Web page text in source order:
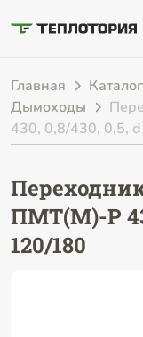
Главная Каталог
Дымоходы
430, 0,8/430, 0,5,
ПМТ(М)-Р
120/180